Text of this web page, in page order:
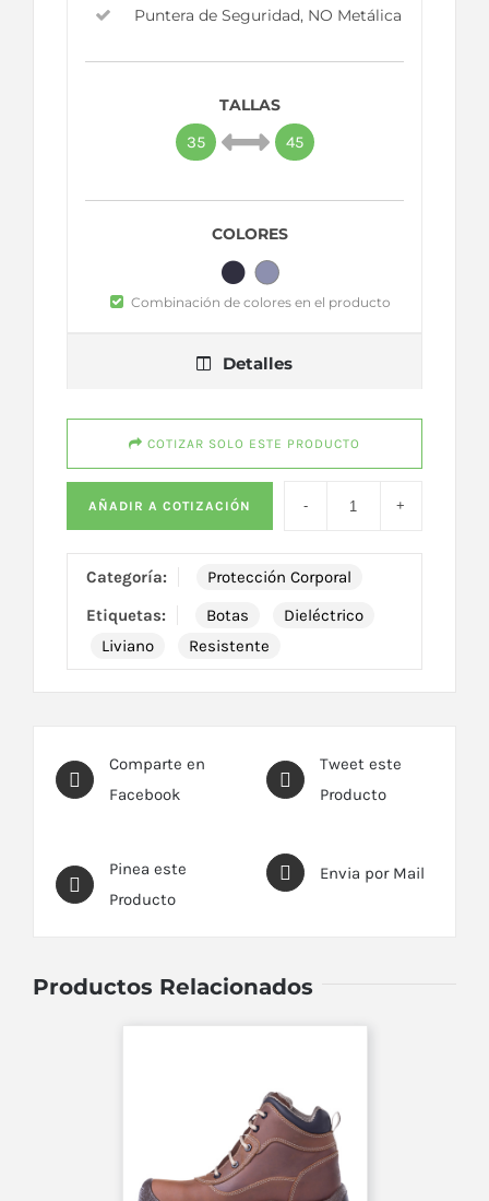
Puntera de Seguridad, NO Metálica
TALLAS
35
45
COLORES
Combinación de colores en el producto
Detalles
COTIZAR SOLO ESTE PRODUCTO
AÑADIR A COTIZACIÓN
Categoría:
Protección Corporal
Etiquetas:
Botas
Dieléctrico
Liviano
Resistente
Comparte en
Facebook
Tweet este
Producto
Pinea este
Producto
Envia por Mail
Productos Relacionados